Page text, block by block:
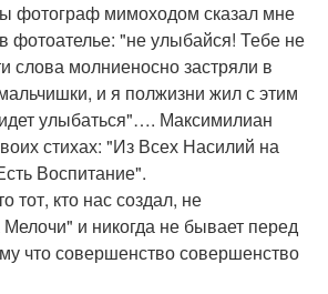
фотограф мимоходом сказал мне
фотоателье: "не улыбайся! Тебе не
слова молниеносно застряли в
и я полжизни жил с этим
улыбаться"…. Максимилиан
стихах: "Из Всех Насилий на
Воспитание".
тот, кто нас создал, не
и никогда не бывает перед
что совершенство совершенство